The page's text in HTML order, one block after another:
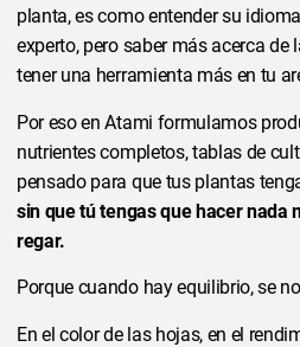
planta, es como entender su
experto, pero saber más acerca de
tener una herramienta más en tu
Por eso en Atami formulamos
nutrientes completos, tablas de
pensado para que tus plantas
sin que tú tengas que hacer nada
regar.
Porque cuando hay equilibrio, se
En el color de las hojas, en el